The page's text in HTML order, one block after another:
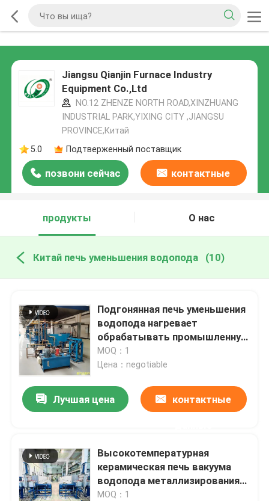
Jiangsu Qianjin Furnace Industry
Equipment Co.,Ltd
NO.12 ZHENZE NORTH ROAD,XINZHUANG
INDUSTRIAL PARK,YIXING CITY ,JIANGSU
PROVINCE,Китай
5.0
Подтверженный поставщик
позвони сейчас контактные
продукты
О нас
Китай печь уменьшения водопода (10)
Подгонянная печь уменьшения
водопода нагревает
обрабатывать промышленную
печь водопода для
керамического
MOQ：1
Цена：negotiable
Лучшая цена контактные
Высокотемпературная
керамическая печь вакуума
водопода металлизирования
подгоняла
MOQ：1